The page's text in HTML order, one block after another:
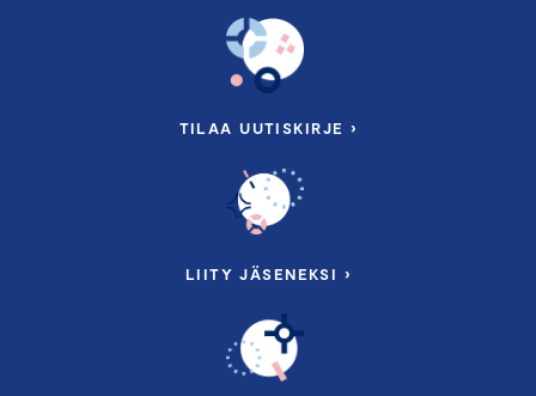
TILAA UUTISKIRJE ›
LIITY JÄSENEKSI ›